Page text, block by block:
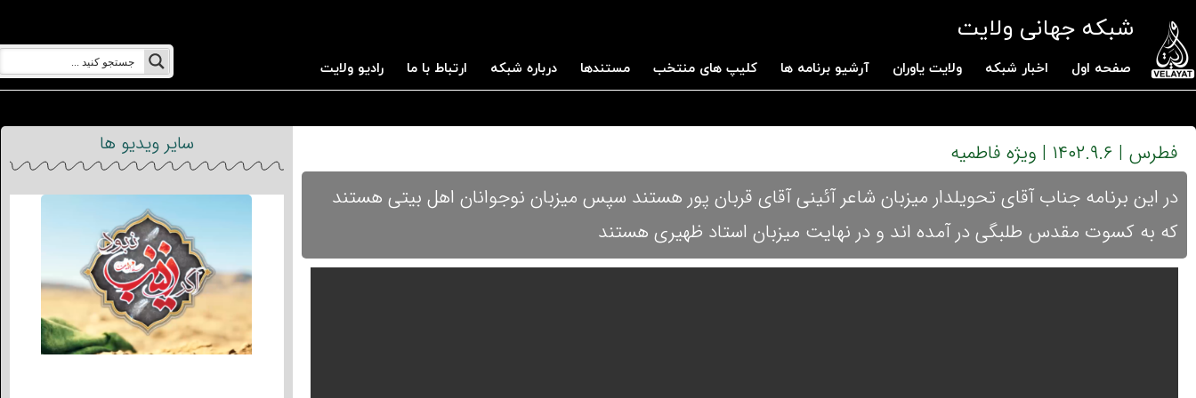
شبکه جهانی ولایت
صفحه اول اخبار شبکه ولایت یاوران آرشیو برنامه ها کلیپ های منتخب مستندها درباره شبکه ارتباط با ما رادیو ولایت
فطرس | ۱۴۰۲.۹.۶ | ویژه فاطمیه
در این برنامه جناب آقای تحویلدار میزبان شاعر آئینی آقای قربان پور هستند سپس میزبان نوجوانان اهل بیتی هستند
که به کسوت مقدس طلبگی در آمده اند و در نهایت میزبان استاد ظهیری هستند
سایر ویدیو ها